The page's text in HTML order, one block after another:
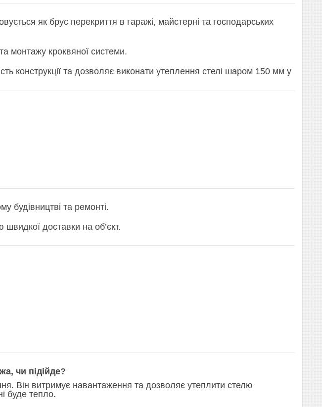
як брус перекриття в гаражі, майстерні та господарських
монтажу кроквяної системи.
конструкції та дозволяє виконати утеплення стелі шаром 150 мм у
будівництві та ремонті.
доставки на об’єкт.
чи підійде?
Він витримує навантаження та дозволяє утеплити стелю
буде тепло.